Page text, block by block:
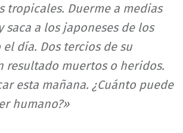
tropicales. Duerme a medias
saca a los japoneses de los
día. Dos tercios de su
resultado muertos o heridos.
esta mañana. ¿Cuánto puede
humano?»